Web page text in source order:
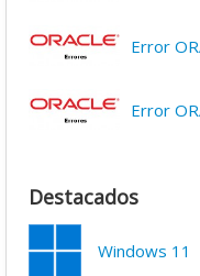
Error
Error
Destacados
Windows 11